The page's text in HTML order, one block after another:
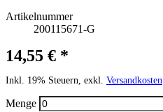
Artikelnummer
200115671-G
14,55 € *
Inkl. 19% Steuern, exkl. Versandkosten
Menge